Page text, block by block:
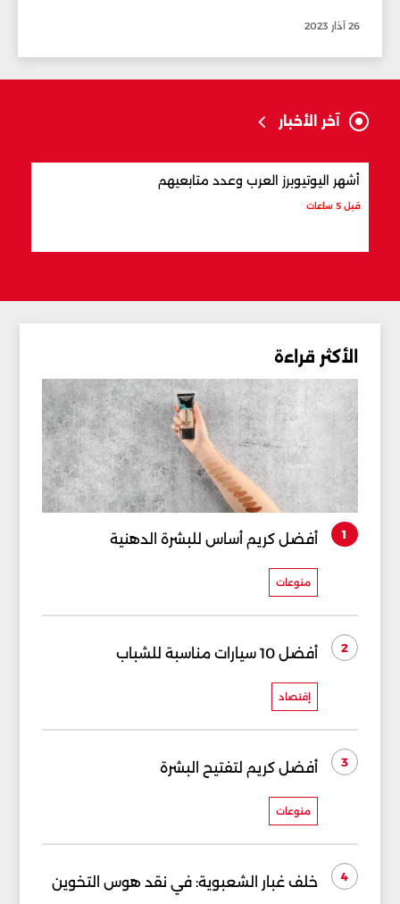
26 آذار 2023
آخر الأخبار
أشهر اليوتيوبرز العرب وعدد متابعيهم
قبل 5 ساعات
الأكثر قراءة
1 أفضل كريم أساس للبشرة الدهنية
منوعات
2 أفضل 10 سيارات مناسبة للشباب
إقتصاد
3 أفضل كريم لتفتيح البشرة
منوعات
4 خلف غبار الشعبوية: في نقد هوس التخوين